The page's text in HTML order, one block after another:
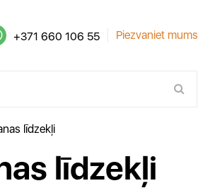
+371 660 106 55 Piezvaniet mums
līdzekļi
līdzekļi